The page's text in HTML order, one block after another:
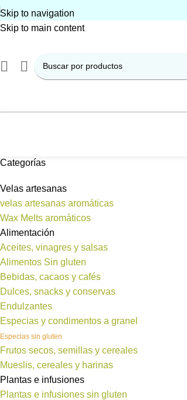
Skip to navigation
Skip to main content
Categorías
Velas artesanas
velas artesanas aromáticas
Wax Melts aromáticos
Alimentación
Aceites, vinagres y salsas
Alimentos Sin gluten
Bebidas, cacaos y cafés
Dulces, snacks y conservas
Endulzantes
Especias y condimentos a granel
Especias sin gluten
Frutos secos, semillas y cereales
Mueslis, cereales y harinas
Plantas e infusiones
Plantas e infusiones sin gluten